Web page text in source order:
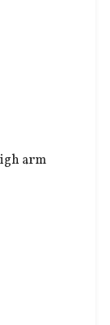
arm